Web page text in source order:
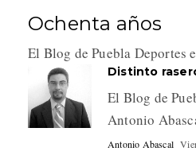
Ochenta años
El Blog de Puebla Deportes
Distinto
El Blog de
Antonio
Antonio Abascal